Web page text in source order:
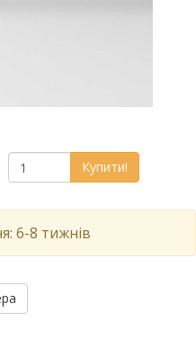
Купити!
6-8 тижнів